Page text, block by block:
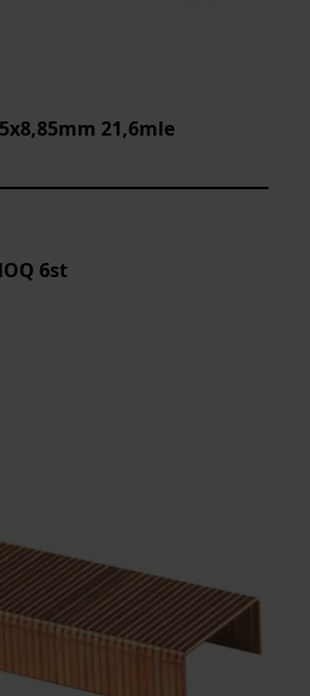
21,6mle
6st